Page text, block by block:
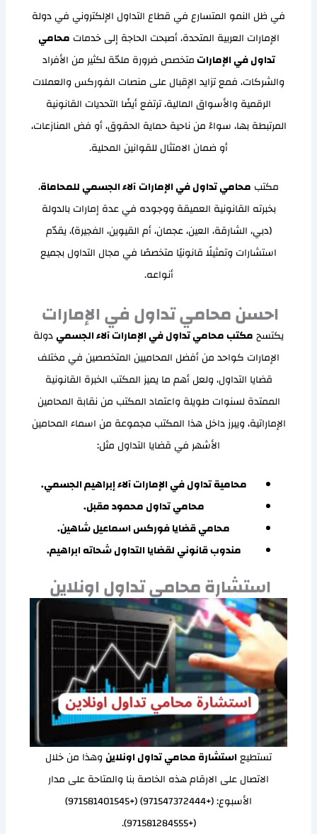
في ظل النمو المتسارع في قطاع التداول الإلكتروني في دولة
الإمارات العربية المتحدة، أصبحت الحاجة إلى خدمات محامي
تداول في الإماراتمتخصص ضرورة ملحّة لكثير من الأفراد
والشركات، فمع تزايد الإقبال على منصات الفوركس والعملات
الرقمية والأسواق المالية، ترتفع أيضًا التحديات القانونية
المرتبطة بها، سواءً من ناحية حماية الحقوق، أو فض المنازعات،
أو ضمان الامتثال للقوانين المحلية.
مكتب محامي تداول في الإماراتآلاء الجسمي للمحاماة،
بخبرته القانونية العميقة ووجوده في عدة إمارات بالدولة
(دبي، الشارقة، العين، عجمان، أم القيوين، الفجيرة)، يقدّم
استشارات وتمثيلًا قانونيًا متخصصًا في مجال التداول بجميع
أنواعه.
احسن محامي تداول في الإمارات
يكتسحمكتب محامي تداول في الإمارات آلاء الجسميدولة
الإمارات كواحد من أفضل المحاميين المتخصصين في مختلف
قضايا التداول، ولعل أهم ما يميز المكتب الخبرة القانونية
الممتدة لسنوات طويلة واعتماد المكتب من نقابة المحامين
الإماراتية، ويبرز داخل هذا المكتب مجموعة من اسماء المحامين
الأشهر في قضايا التداول مثل:
محامية تداول في الإمارات آلاء إبراهيم الجسمي.
محامي تداول محمود مقبل.
محامي قضايا فوركس اسماعيل شاهين.
مندوب قانوني لقضايا التداول شحاته ابراهيم.
استشارة محامي تداول اونلاين
تستطيعاستشارة محامي تداول اونلاينوهذا من خلال
الاتصال على الارقام هذه الخاصة بنا والمتاحة على مدار
الأسبوع: (+971547372444) (+971581401545)
(+971581284555).